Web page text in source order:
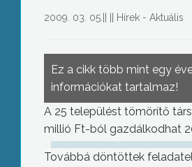
2009. 03. 05. Hírek - Aktuális
Ez a cikk több mint egy
információkat tartalmaz!
A 25 települést tömörítő
millió Ft-ból gazdálkodhat
Továbbá döntöttek